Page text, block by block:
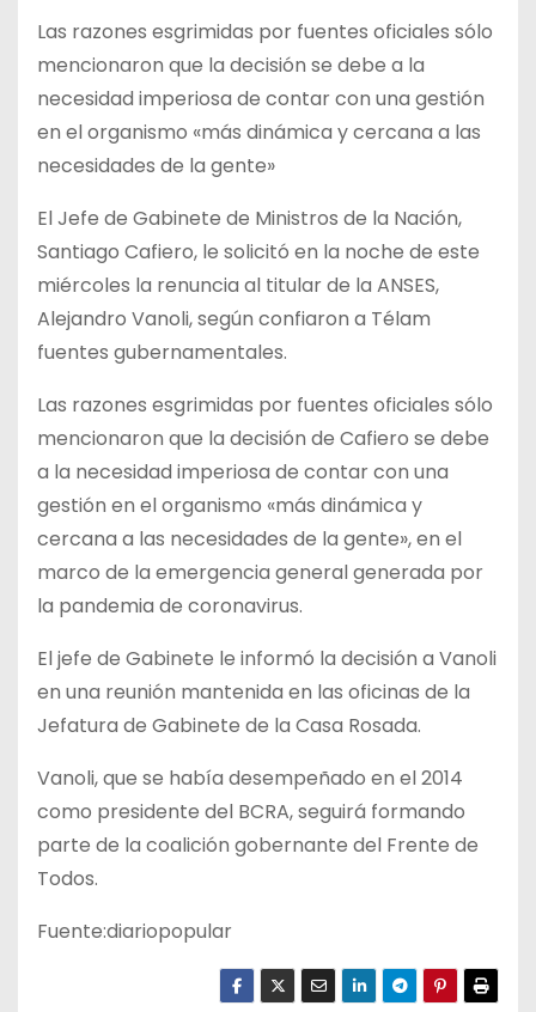
Las razones esgrimidas por fuentes oficiales sólo
mencionaron que la decisión se debe a la
necesidad imperiosa de contar con una gestión
en el organismo «más dinámica y cercana a las
necesidades de la gente»
El Jefe de Gabinete de Ministros de la Nación,
Santiago Cafiero, le solicitó en la noche de este
miércoles la renuncia al titular de la ANSES,
Alejandro Vanoli, según confiaron a Télam
fuentes gubernamentales.
Las razones esgrimidas por fuentes oficiales sólo
mencionaron que la decisión de Cafiero se debe
a la necesidad imperiosa de contar con una
gestión en el organismo «más dinámica y
cercana a las necesidades de la gente», en el
marco de la emergencia general generada por
la pandemia de coronavirus.
El jefe de Gabinete le informó la decisión a Vanoli
en una reunión mantenida en las oficinas de la
Jefatura de Gabinete de la Casa Rosada.
Vanoli, que se había desempeñado en el 2014
como presidente del BCRA, seguirá formando
parte de la coalición gobernante del Frente de
Todos.
Fuente:diariopopular